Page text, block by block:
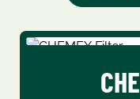
Produktgalerie